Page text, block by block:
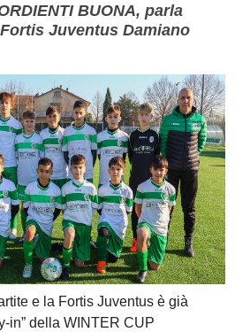
BUONA, parla
Juventus Damiano
e la Fortis Juventus è già
in” della WINTER CUP